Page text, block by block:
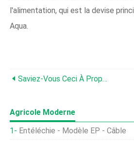
l'alimentation, qui est la devise
Aqua.
Saviez-Vous Ceci À Propos De L'alimentation Crevettes ?
Agricole Moderne
Entéléchie - Modèle EP - Câble